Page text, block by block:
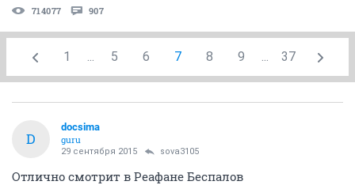
714077 907
1 ... 5 6 7 8 9 ... 37
D
docsima
guru
29 сентября 2015 sova3105
Отлично смотрит в Реафане Беспалов